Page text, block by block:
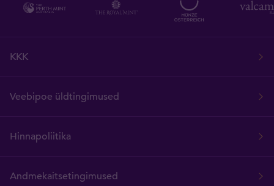
KKK
Veebipoe üldtingimused
Hinnapoliitika
Andmekaitsetingimused